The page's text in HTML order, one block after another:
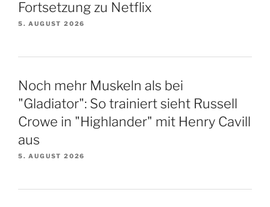
Fortsetzung zu Netflix
5. AUGUST 2026
Noch mehr Muskeln als bei
"Gladiator": So trainiert sieht Russell
Crowe in "Highlander" mit Henry Cavill
aus
5. AUGUST 2026